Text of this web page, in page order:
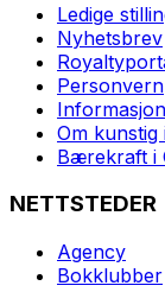
Ledige
Nyhetsbrev
Personvern
Om kunstig
Bærekraft i
NETTSTEDER
Agency
Bokklubber